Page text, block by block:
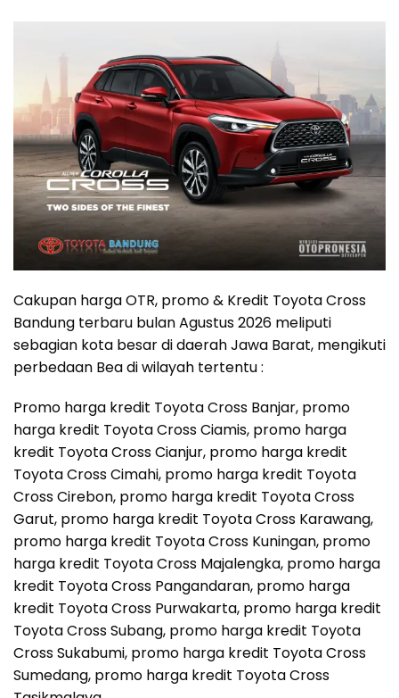
Cakupan harga OTR, promo & Kredit Toyota Cross
Bandung terbaru bulan Agustus 2026 meliputi
sebagian kota besar di daerah Jawa Barat, mengikuti
perbedaan Bea di wilayah tertentu :
Promo harga kredit Toyota Cross Banjar, promo
harga kredit Toyota Cross Ciamis, promo harga
kredit Toyota Cross Cianjur, promo harga kredit
Toyota Cross Cimahi, promo harga kredit Toyota
Cross Cirebon, promo harga kredit Toyota Cross
Garut, promo harga kredit Toyota Cross Karawang,
promo harga kredit Toyota Cross Kuningan, promo
harga kredit Toyota Cross Majalengka, promo harga
kredit Toyota Cross Pangandaran, promo harga
kredit Toyota Cross Purwakarta, promo harga kredit
Toyota Cross Subang, promo harga kredit Toyota
Cross Sukabumi, promo harga kredit Toyota Cross
Sumedang, promo harga kredit Toyota Cross